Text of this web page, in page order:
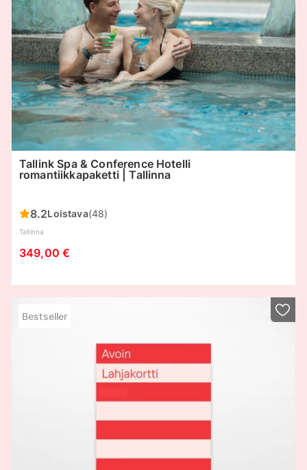
Tallink Spa & Conference Hotelli
romantiikkapaketti | Tallinna
8.2Loistava(48)
Tallinna
349,00 €
Bestseller